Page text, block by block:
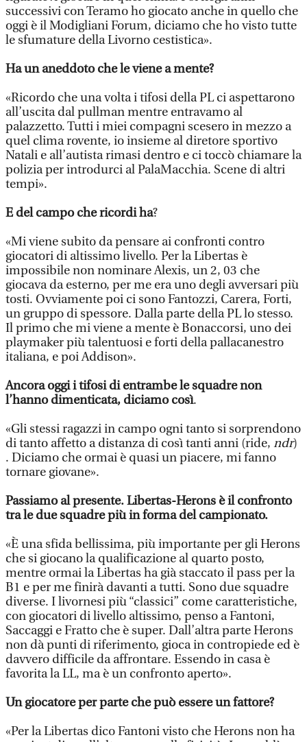
successivi con Teramo ho giocato anche in quello che
oggi è il Modigliani Forum, diciamo che ho visto tutte
le sfumature della Livorno cestistica».
Ha un aneddoto che le viene a mente?
«Ricordo che una volta i tifosi della PL ci aspettarono
all’uscita dal pullman mentre entravamo al
palazzetto. Tutti i miei compagni scesero in mezzo a
quel clima rovente, io insieme al diretore sportivo
Natali e all’autista rimasi dentro e ci toccò chiamare la
polizia per introdurci al PalaMacchia. Scene di altri
tempi».
E del campo che ricordi ha?
«Mi viene subito da pensare ai confronti contro
giocatori di altissimo livello. Per la Libertas è
impossibile non nominare Alexis, un 2, 03 che
giocava da esterno, per me era uno degli avversari più
tosti. Ovviamente poi ci sono Fantozzi, Carera, Forti,
un gruppo di spessore. Dalla parte della PL lo stesso.
Il primo che mi viene a mente è Bonaccorsi, uno dei
playmaker più talentuosi e forti della pallacanestro
italiana, e poi Addison».
Ancora oggi i tifosi di entrambe le squadre non
l’hanno dimenticata, diciamo così.
«Gli stessi ragazzi in campo ogni tanto si sorprendono
di tanto affetto a distanza di così tanti anni (ride, ndr)
. Diciamo che ormai è quasi un piacere, mi fanno
tornare giovane».
Passiamo al presente. Libertas-Herons è il confronto
tra le due squadre più in forma del campionato.
«È una sfida bellissima, più importante per gli Herons
che si giocano la qualificazione al quarto posto,
mentre ormai la Libertas ha già staccato il pass per la
B1 e per me finirà davanti a tutti. Sono due squadre
diverse. I livornesi più “classici” come caratteristiche,
con giocatori di livello altissimo, penso a Fantoni,
Saccaggi e Fratto che è super. Dall’altra parte Herons
non dà punti di riferimento, gioca in contropiede ed è
davvero difficile da affrontare. Essendo in casa è
favorita la LL, ma è un confronto aperto».
Un giocatore per parte che può essere un fattore?
«Per la Libertas dico Fantoni visto che Herons non ha